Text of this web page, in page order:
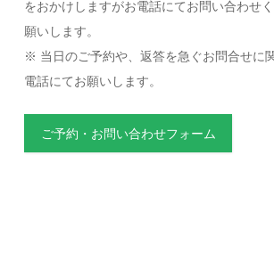
をおかけしますがお電話にてお問い合わせ
願いします。
※ 当日のご予約や、返答を急ぐお問合せに
電話にてお願いします。
ご予約・お問い合わせフォーム